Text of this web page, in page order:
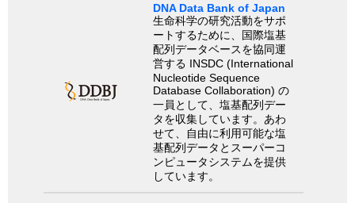
DNA Data Bank of Japan
生命科学の研究活動をサポ
ートするために、国際塩基
配列データベースを協同運
営する INSDC (International
Nucleotide Sequence
Database Collaboration) の
一員として、塩基配列デー
タを収集しています。あわ
せて、自由に利用可能な塩
基配列データとスーパーコ
ンピュータシステムを提供
しています。